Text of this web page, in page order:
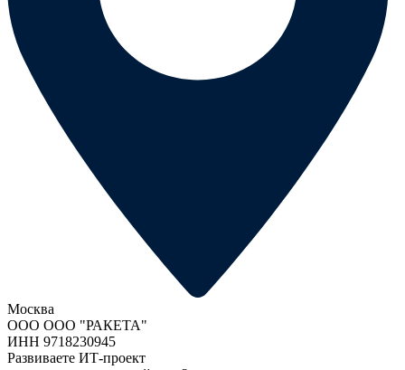
Москва
ООО ООО "РАКЕТА"
ИНН 9718230945
Развиваете ИТ-проект